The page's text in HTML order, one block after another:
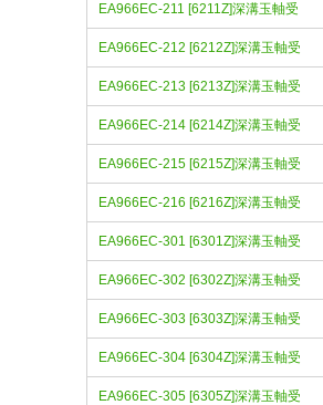
EA966EC-211 [6211Z]深溝玉軸受
EA966EC-212 [6212Z]深溝玉軸受
EA966EC-213 [6213Z]深溝玉軸受
EA966EC-214 [6214Z]深溝玉軸受
EA966EC-215 [6215Z]深溝玉軸受
EA966EC-216 [6216Z]深溝玉軸受
EA966EC-301 [6301Z]深溝玉軸受
EA966EC-302 [6302Z]深溝玉軸受
EA966EC-303 [6303Z]深溝玉軸受
EA966EC-304 [6304Z]深溝玉軸受
EA966EC-305 [6305Z]深溝玉軸受